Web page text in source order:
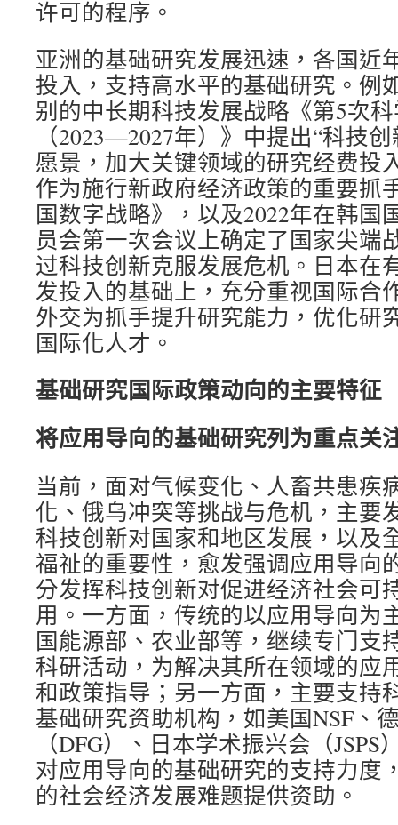
许可的程序。
亚洲的基础研究发展迅速，各国近
投入，支持高水平的基础研究。例
别的中长期科技发展战略《第5次
（2023—2027年）》中提出“科技
愿景，加大关键领域的研究经费投
作为施行新政府经济政策的重要抓
国数字战略》，以及2022年在韩国
员会第一次会议上确定了国家尖端
过科技创新克服发展危机。日本在
发投入的基础上，充分重视国际合
外交为抓手提升研究能力，优化研
国际化人才。
基础研究国际政策动向的主要特征
将应用导向的基础研究列为重点关
当前，面对气候变化、人畜共患疾
化、俄乌冲突等挑战与危机，主要
科技创新对国家和地区发展，以及
福祉的重要性，愈发强调应用导向
分发挥科技创新对促进经济社会可
用。一方面，传统的以应用导向为
国能源部、农业部等，继续专门支
科研活动，为解决其所在领域的应
和政策指导；另一方面，主要支持
基础研究资助机构，如美国NSF、
（DFG）、日本学术振兴会（
对应用导向的基础研究的支持力度
的社会经济发展难题提供资助。